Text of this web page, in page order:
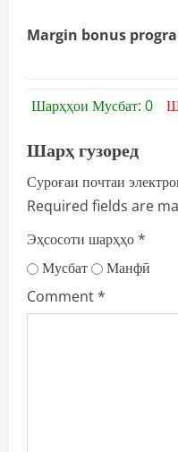
Margin bonus
Шарҳҳои Мусбат: 0
Шарҳ гузоред
Суроғаи почтаи
Required fields are
Эҳсосоти шарҳҳо*
Мусбат
Манфӣ
Comment*